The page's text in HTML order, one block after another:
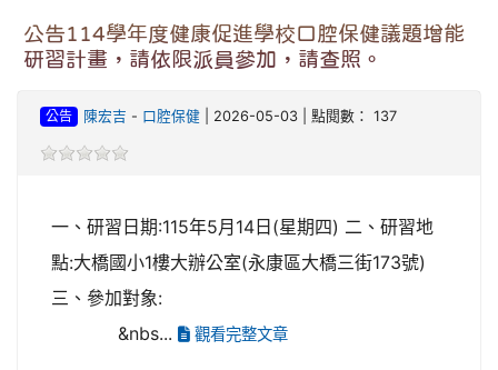
公告114學年度健康促進學校口腔保健議題增能
研習計畫，請依限派員參加，請查照。
公告 陳宏吉 - 口腔保健| 2026-05-03 | 點閱數： 137
一、研習日期:115年5月14日(星期四) 二、研習地
點:大橋國小1樓大辦公室(永康區大橋三街173號)
三、參加對象:
&nbs...
觀看完整文章